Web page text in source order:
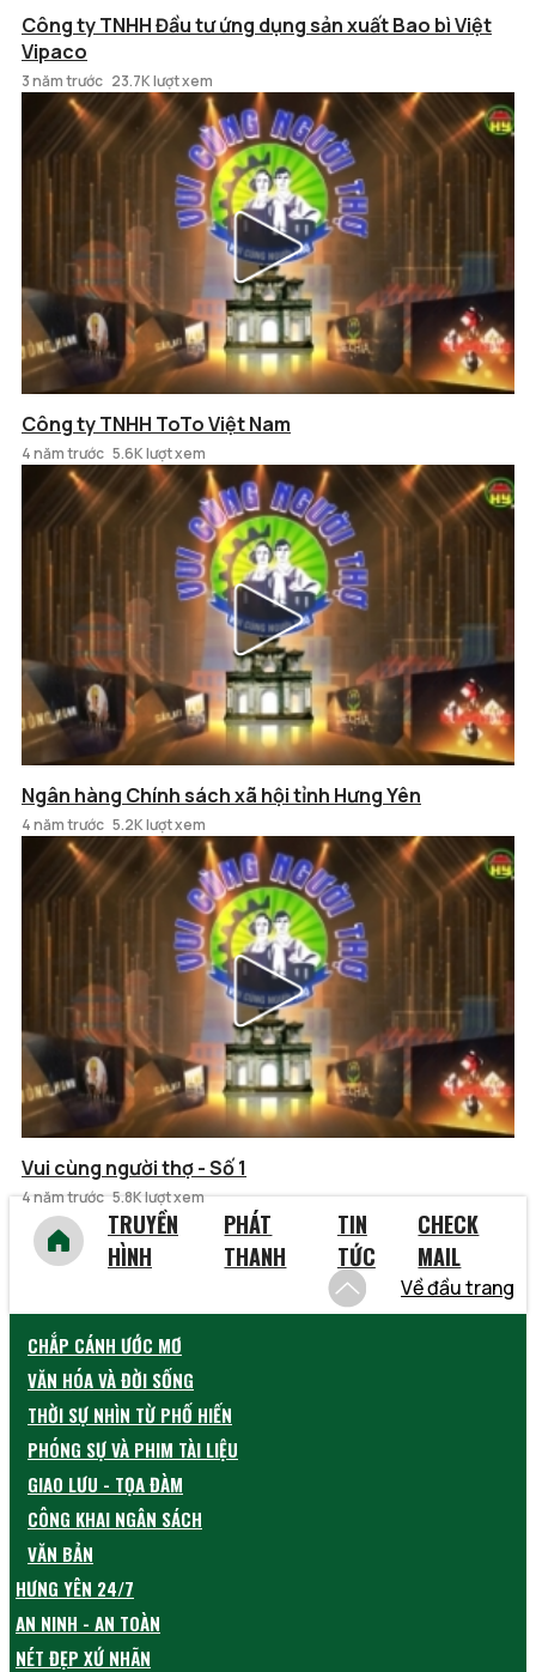
Công ty TNHH Đầu tư ứng dụng sản xuất Bao bì Việt
Vipaco
3 năm trước 23.7K lượt xem
Công ty TNHH ToTo Việt Nam
4 năm trước 5.6K lượt xem
Ngân hàng Chính sách xã hội tỉnh Hưng Yên
4 năm trước 5.2K lượt xem
Vui cùng người thợ - Số 1
4 năm trước 5.8K lượt xem
TRUYỀN
HÌNH
PHÁT
THANH
TIN
TỨC
CHECK
MAIL
Về đầu trang
CHẮP CÁNH ƯỚC MƠ
VĂN HÓA VÀ ĐỜI SỐNG
THỜI SỰ NHÌN TỪ PHỐ HIẾN
PHÓNG SỰ VÀ PHIM TÀI LIỆU
GIAO LƯU - TỌA ĐÀM
CÔNG KHAI NGÂN SÁCH
VĂN BẢN
HƯNG YÊN 24/7
AN NINH - AN TOÀN
NÉT ĐẸP XỨ NHÃN